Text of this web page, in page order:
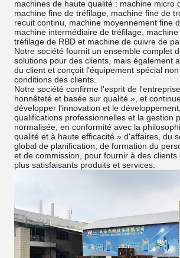
machines de haute qualité : machine micro
machine fine de tréfilage, machine fine de
recuit continu, machine moyennement fine
machine intermédiaire de tréfilage,
tréfilage de RBD et machine de cuivre de
Notre société fournit un ensemble complet
solutions pour des clients, mais également
du client et conçoit l'équipement spécial
conditions des clients.
Notre société confirme l'esprit de
honnêteté et basée sur qualité », et
développer l'innovation et le
qualifications professionnelles et la gestion
normalisée, en conformité avec la
qualité et à haute efficacité » d'affaires, du
global de planification, de formation du
et de commission, pour fournir à des clients
plus satisfaisants produits et services.